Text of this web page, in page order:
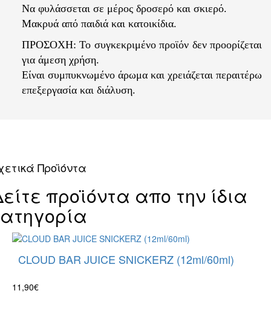
Να φυλάσσεται σε μέρος δροσερό και σκιερό.
Μακρυά από παιδιά και κατοικίδια.
ΠΡΟΣΟΧΗ: Το συγκεκριμένο προϊόν δεν προορίζεται
για άμεση χρήση.
Είναι συμπυκνωμένο άρωμα και χρειάζεται περαιτέρω
επεξεργασία και διάλυση.
Προϊόντα
προϊόντα απο την ίδια
CLOUD BAR JUICE SNICKERZ (12ml/60ml)
11,90€